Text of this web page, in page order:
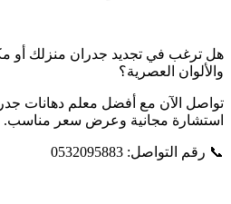
هل ترغب في تجديد جدران منزلك أو
والألوان العصرية؟
تواصل الآن مع أفضل معلم دهانات
استشارة مجانية وعرض سعر مناسب.
📞 رقم التواصل: 0532095883